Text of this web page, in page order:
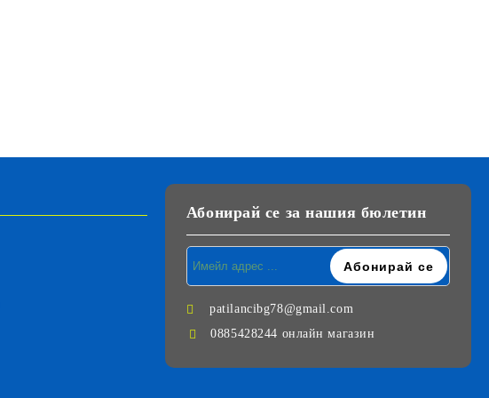
Абонирай се за нашия бюлетин
patilancibg78@gmail.com
0885428244 онлайн магазин